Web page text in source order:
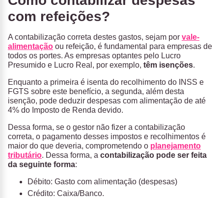
com refeições?
A contabilização correta destes gastos, sejam por vale-
alimentação ou refeição, é fundamental para empresas de
todos os portes. As empresas optantes pelo Lucro
Presumido e Lucro Real, por exemplo, têm isenções.
Enquanto a primeira é isenta do recolhimento do INSS e
FGTS sobre este benefício, a segunda, além desta
isenção, pode deduzir despesas com alimentação de até
4% do Imposto de Renda devido.
Dessa forma, se o gestor não fizer a contabilização
correta, o pagamento desses impostos e recolhimentos é
maior do que deveria, comprometendo o planejamento
tributário. Dessa forma, a contabilização pode ser feita
da seguinte forma:
Débito: Gasto com alimentação (despesas)
Crédito: Caixa/Banco.